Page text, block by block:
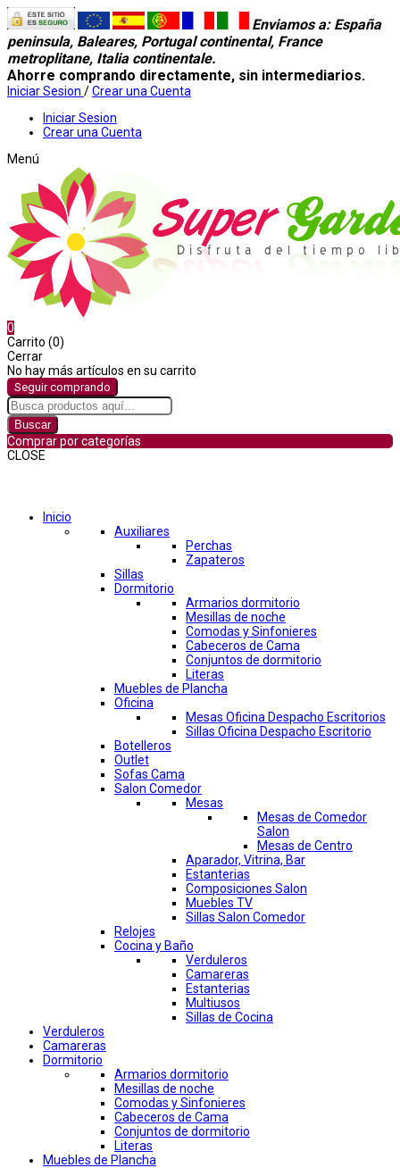
Enviamos a: España
peninsula, Baleares, Portugal continental, France
metroplitane, Italia continentale.
Ahorre comprando directamente, sin intermediarios.
Iniciar Sesion /Crear una Cuenta
Iniciar Sesion
Crear una Cuenta
Menú
0
Carrito (0)
Cerrar
No hay más artículos en su carrito
Seguir comprando
Buscar
Comprar por categorías
CLOSE
Inicio
Auxiliares
Perchas
Zapateros
Sillas
Dormitorio
Armarios dormitorio
Mesillas de noche
Comodas y Sinfonieres
Cabeceros de Cama
Conjuntos de dormitorio
Literas
Muebles de Plancha
Oficina
Mesas Oficina Despacho Escritorios
Sillas Oficina Despacho Escritorio
Botelleros
Outlet
Sofas Cama
Salon Comedor
Mesas
Mesas de Comedor
Salon
Mesas de Centro
Aparador, Vitrina, Bar
Estanterias
Composiciones Salon
Muebles TV
Sillas Salon Comedor
Relojes
Cocina y Baño
Verduleros
Camareras
Estanterias
Multiusos
Sillas de Cocina
Verduleros
Camareras
Dormitorio
Armarios dormitorio
Mesillas de noche
Comodas y Sinfonieres
Cabeceros de Cama
Conjuntos de dormitorio
Literas
Muebles de Plancha